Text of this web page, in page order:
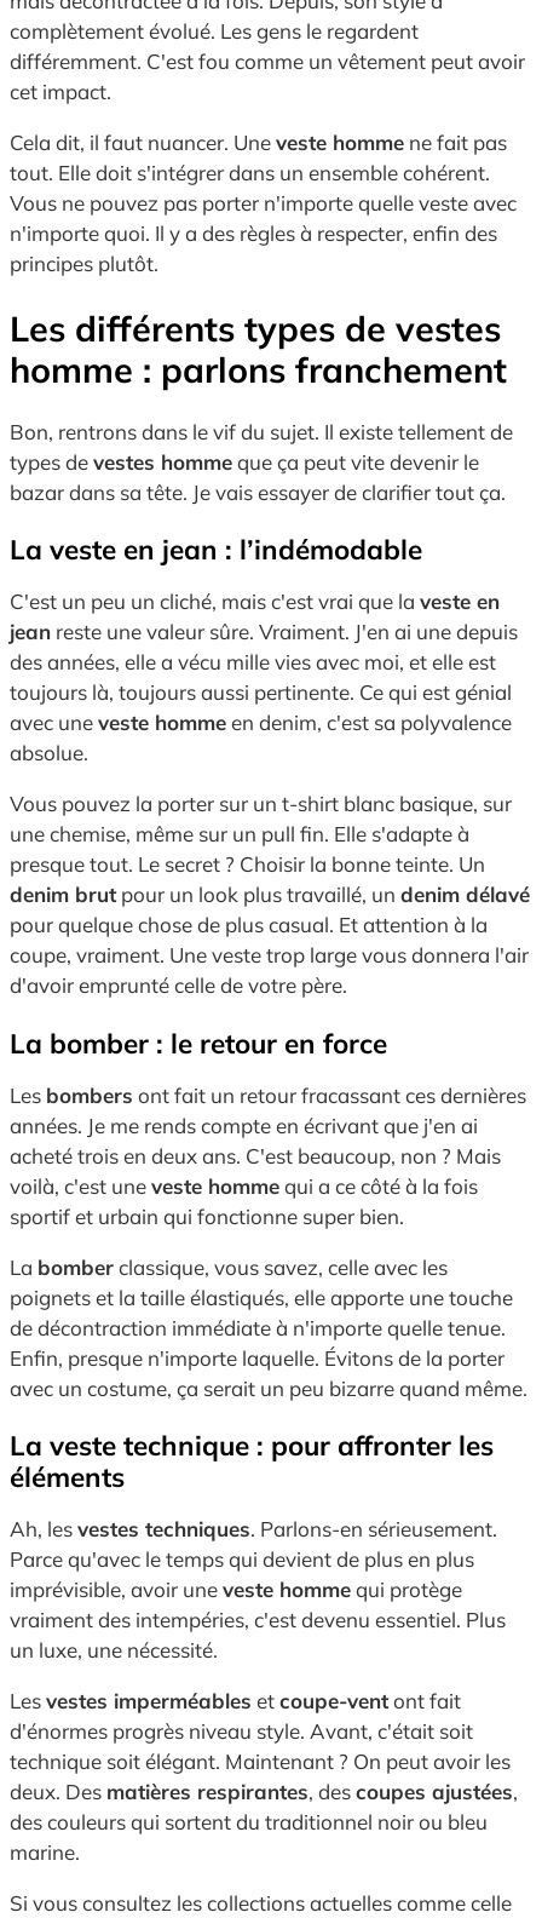
complètement évolué. Les gens le regardent
différemment. C'est fou comme un vêtement peut avoir
cet impact.
Cela dit, il faut nuancer. Uneveste homme ne fait pas
tout. Elle doit s'intégrer dans un ensemble cohérent.
Vous ne pouvez pas porter n'importe quelle veste avec
n'importe quoi. Il y a des règles à respecter, enfin des
principes plutôt.
Les différents types de vestes
homme : parlons franchement
Bon, rentrons dans le vif du sujet. Il existe tellement de
types devestes hommeque ça peut vite devenir le
bazar dans sa tête. Je vais essayer de clarifier tout ça.
La veste en jean : l’indémodable
C'est un peu un cliché, mais c'est vrai que la veste en
jean reste une valeur sûre. Vraiment. J'en ai une depuis
des années, elle a vécu mille vies avec moi, et elle est
toujours là, toujours aussi pertinente. Ce qui est génial
avec uneveste hommeen denim, c'est sa polyvalence
absolue.
Vous pouvez la porter sur un t-shirt blanc basique, sur
une chemise, même sur un pull fin. Elle s'adapte à
presque tout. Le secret ? Choisir la bonne teinte. Un
denim brutpour un look plus travaillé, un denim délavé
pour quelque chose de plus casual. Et attention à la
coupe, vraiment. Une veste trop large vous donnera l'air
d'avoir emprunté celle de votre père.
La bomber : le retour en force
Les bombers ont fait un retour fracassant ces dernières
années. Je me rends compte en écrivant que j'en ai
acheté trois en deux ans. C'est beaucoup, non ? Mais
voilà, c'est uneveste hommequi a ce côté à la fois
sportif et urbain qui fonctionne super bien.
La bomberclassique, vous savez, celle avec les
poignets et la taille élastiqués, elle apporte une touche
de décontraction immédiate à n'importe quelle tenue.
Enfin, presque n'importe laquelle. Évitons de la porter
avec un costume, ça serait un peu bizarre quand même.
La veste technique : pour affronter les
éléments
Ah, lesvestes techniques. Parlons-en sérieusement.
Parce qu'avec le temps qui devient de plus en plus
imprévisible, avoir uneveste hommequi protège
vraiment des intempéries, c'est devenu essentiel. Plus
un luxe, une nécessité.
Lesvestes imperméables etcoupe-ventont fait
d'énormes progrès niveau style. Avant, c'était soit
technique soit élégant. Maintenant ? On peut avoir les
deux. Des matières respirantes, descoupes ajustées,
des couleurs qui sortent du traditionnel noir ou bleu
marine.
Si vous consultez les collections actuelles comme celle